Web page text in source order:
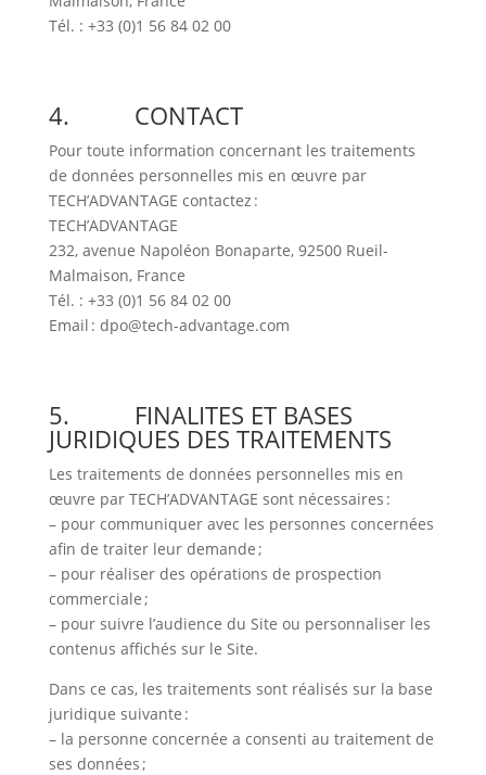
Tél. : +33 (0)1 56 84 02 00
4. CONTACT
Pour toute information concernant les traitements
de données personnelles mis en œuvre par
TECH’ADVANTAGE contactez :
TECH’ADVANTAGE
232, avenue Napoléon Bonaparte, 92500 Rueil-
Malmaison, France
Tél. : +33 (0)1 56 84 02 00
Email : dpo@tech-advantage.com
5. FINALITES ET BASES
JURIDIQUES DES TRAITEMENTS
Les traitements de données personnelles mis en
œuvre par TECH’ADVANTAGE sont nécessaires :
– pour communiquer avec les personnes concernées
afin de traiter leur demande ;
– pour réaliser des opérations de prospection
commerciale ;
– pour suivre l’audience du Site ou personnaliser les
contenus affichés sur le Site.
Dans ce cas, les traitements sont réalisés sur la base
juridique suivante :
– la personne concernée a consenti au traitement de
ses données ;